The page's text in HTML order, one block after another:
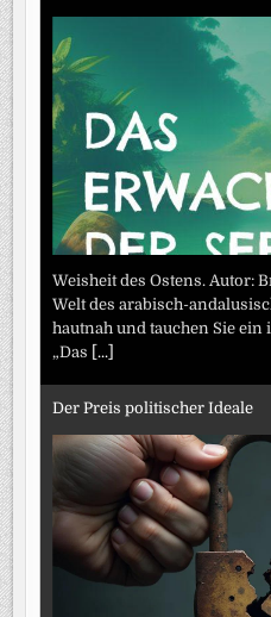
Weisheit des Ostens. Autor:
Welt des arabisch-
hautnah und tauchen Sie
„Das [...]
Der Preis politischer Ideale